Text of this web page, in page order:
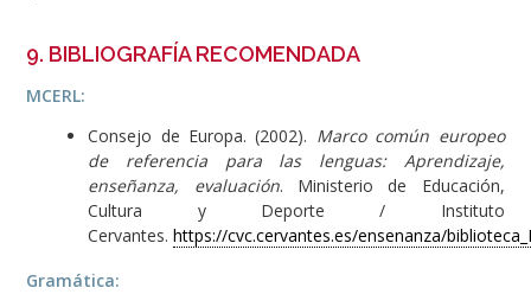
9. BIBLIOGRAFÍA RECOMENDADA
MCERL:
Consejo de Europa. (2002). Marco común europeo
de referencia para las lenguas: Aprendizaje,
enseñanza, evaluación. Ministerio de Educación,
Cultura y Deporte / Instituto
Cervantes.https://cvc.cervantes.es/ensenanza/
Gramática: